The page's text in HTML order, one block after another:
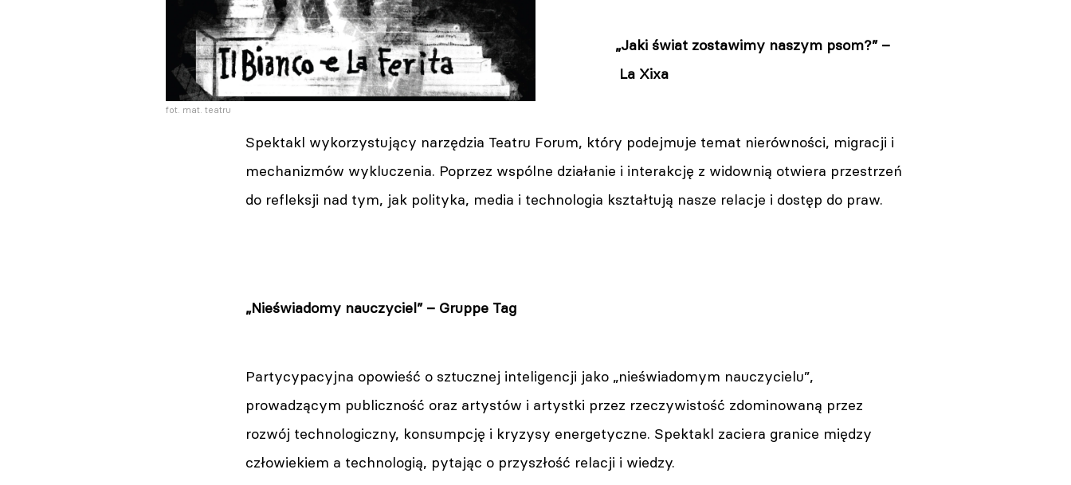
fot. mat. teatru
„Jaki świat zostawimy naszym psom?” –
La Xixa
Spektakl wykorzystujący narzędzia Teatru Forum, który podejmuje temat nierówności, migracji i
mechanizmów wykluczenia. Poprzez wspólne działanie i interakcję z widownią otwiera przestrzeń
do refleksji nad tym, jak polityka, media i technologia kształtują nasze relacje i dostęp do praw.
„Nieświadomy nauczyciel” – Gruppe Tag
Partycypacyjna opowieść o sztucznej inteligencji jako „nieświadomym nauczycielu”,
prowadzącym publiczność oraz artystów i artystki przez rzeczywistość zdominowaną przez
rozwój technologiczny, konsumpcję i kryzysy energetyczne. Spektakl zaciera granice między
człowiekiem a technologią, pytając o przyszłość relacji i wiedzy.